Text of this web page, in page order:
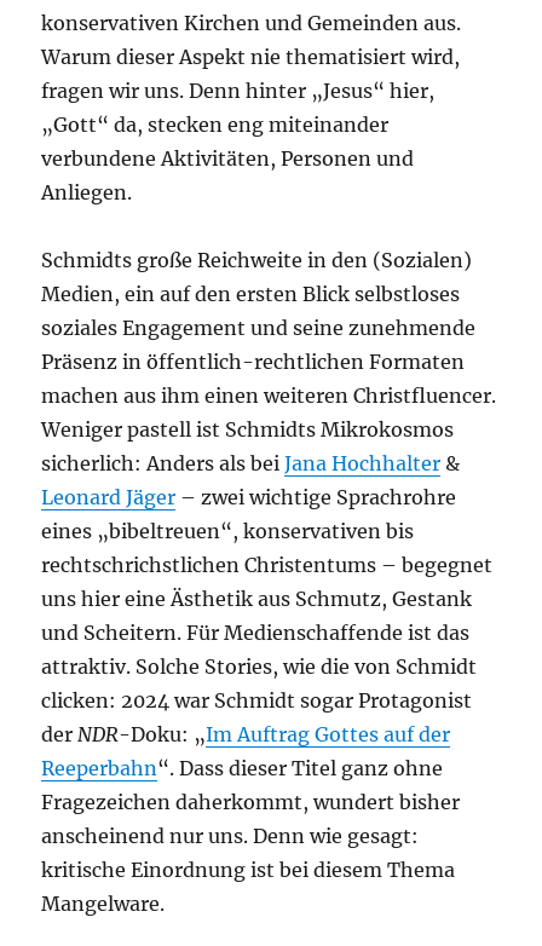
konservativen Kirchen und Gemeinden aus.
Warum dieser Aspekt nie thematisiert wird,
fragen wir uns. Denn hinter „Jesus“ hier,
„Gott“ da, stecken eng miteinander
verbundene Aktivitäten, Personen und
Anliegen.
Schmidts große Reichweite in den (Sozialen)
Medien, ein auf den ersten Blick selbstloses
soziales Engagement und seine zunehmende
Präsenz in öffentlich-rechtlichen Formaten
machen aus ihm einen weiteren Christfluencer.
Weniger pastell ist Schmidts Mikrokosmos
sicherlich: Anders als beiJana Hochhalter &
Leonard Jäger – zwei wichtige Sprachrohre
eines „bibeltreuen“, konservativen bis
rechtschrichstlichen Christentums – begegnet
uns hier eine Ästhetik aus Schmutz, Gestank
und Scheitern. Für Medienschaffende ist das
attraktiv. Solche Stories, wie die von Schmidt
clicken: 2024 war Schmidt sogar Protagonist
der NDR-Doku: „Im Auftrag Gottes auf der
Reeperbahn“. Dass dieser Titel ganz ohne
Fragezeichen daherkommt, wundert bisher
anscheinend nur uns. Denn wie gesagt:
kritische Einordnung ist bei diesem Thema
Mangelware.